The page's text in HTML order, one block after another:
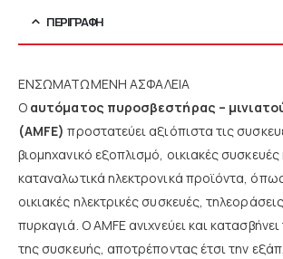
ΠΕΡΙΓΡΑΦΉ
ΕΝΣΩΜΑΤΩΜΕΝΗ ΑΣΦΑΛΕΙΑ
Ο αυτόματος πυροσβεστήρας –
(AMFE) προστατεύει αξιόπιστα τις
βιομηχανικό εξοπλισμό, οικιακές συσκευές
καταναλωτικά ηλεκτρονικά προϊόντα,
οικιακές ηλεκτρικές συσκευές,
πυρκαγιά. Ο AMFE ανιχνεύει και
της συσκευής, αποτρέποντας έτσι την